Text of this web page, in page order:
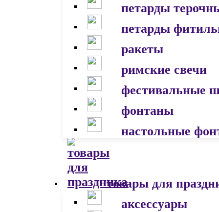
петарды
петарды
ракеты
римские свечи
фестивальные
фонтаны
настольные
товары для
аксессуары